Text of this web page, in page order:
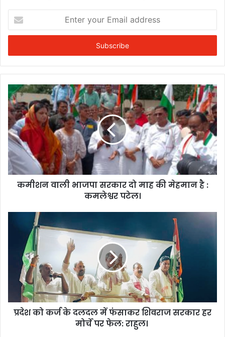
your
Email
कमीशन वाली भाजपा सरकार दो माह की मेहमान है :
कमलेश्वर पटेल।
प्रदेश को कर्ज के दलदल में फंसाकर शिवराज सरकार हर
मोर्चे पर फेल: राहुल।